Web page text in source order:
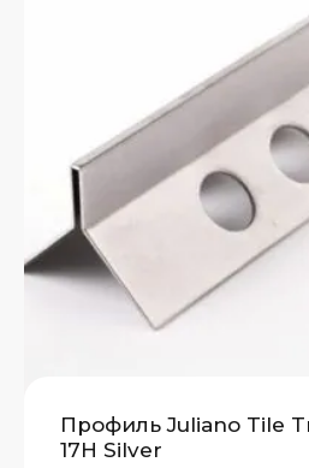
Профиль Juliano Tile
17H Silver